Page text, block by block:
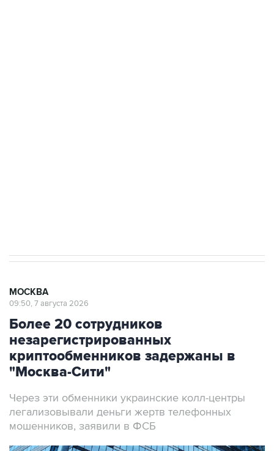
МОСКВА
09:50, 7 августа 2026
Более 20 сотрудников
незарегистрированных
криптообменников задержаны в
"Москва-Сити"
Через эти обменники украинские колл-центры
легализовывали деньги жертв телефонных
мошенников, заявили в ФСБ